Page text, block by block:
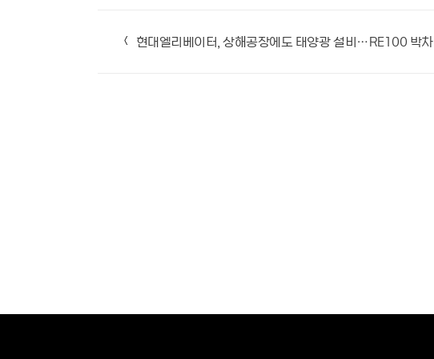
< 현대엘리베이터, 상해공장에도 태양광 설비…RE100 박차